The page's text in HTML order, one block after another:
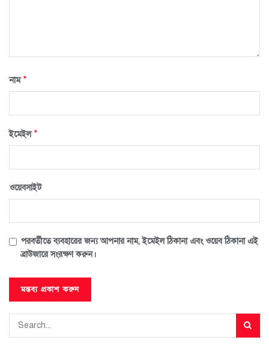
নাম*
ইমেইল*
ওয়েবসাইট
পরবর্তীতে ব্যবহারের জন্য আপনার নাম, ইমেইল ঠিকানা এবং ওয়েব ঠিকানা এই
ব্রাউজারে সংরক্ষণ করুন।